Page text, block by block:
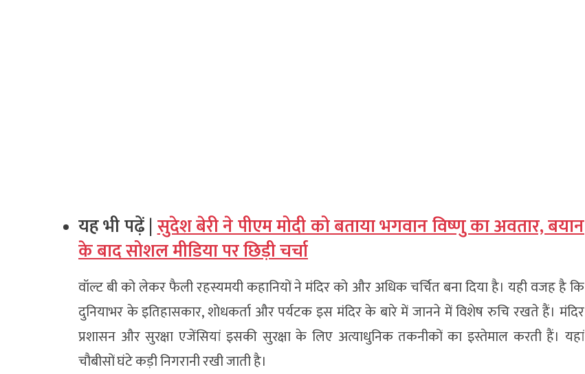
यह भी पढ़ें |सुदेश बेरी ने पीएम मोदी को बताया भगवान विष्णु का अवतार, बयान
के बाद सोशल मीडिया पर छिड़ी चर्चा
वॉल्ट बी को लेकर फैली रहस्यमयी कहानियों ने मंदिर को और अधिक चर्चित बना दिया है। यही वजह है कि
दुनियाभर के इतिहासकार, शोधकर्ता और पर्यटक इस मंदिर के बारे में जानने में विशेष रुचि रखते हैं। मंदिर
प्रशासन और सुरक्षा एजेंसियां इसकी सुरक्षा के लिए अत्याधुनिक तकनीकों का इस्तेमाल करती हैं। यहां
चौबीसों घंटे कड़ी निगरानी रखी जाती है।